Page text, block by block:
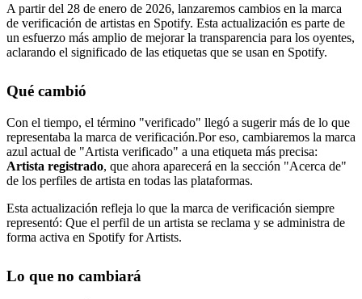
A partir del 28 de enero de 2026, lanzaremos cambios en la marca
de verificación de artistas en Spotify. Esta actualización es parte de
un esfuerzo más amplio de mejorar la transparencia para los oyentes,
aclarando el significado de las etiquetas que se usan en Spotify.
Qué cambió
Con el tiempo, el término "verificado" llegó a sugerir más de lo que
representaba la marca de verificación.Por eso, cambiaremos la marca
azul actual de "Artista verificado" a una etiqueta más precisa:
Artista registrado, que ahora aparecerá en la sección "Acerca de"
de los perfiles de artista en todas las plataformas.
Esta actualización refleja lo que la marca de verificación siempre
representó: Que el perfil de un artista se reclama y se administra de
forma activa en Spotify for Artists.
Lo que no cambiará